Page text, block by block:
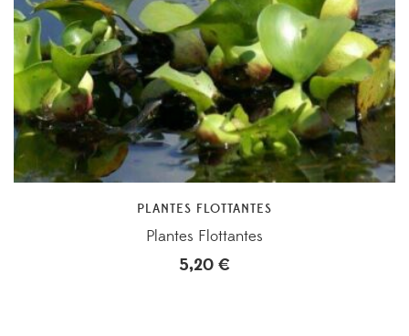
PLANTES FLOTTANTES
Plantes Flottantes
5,20 €